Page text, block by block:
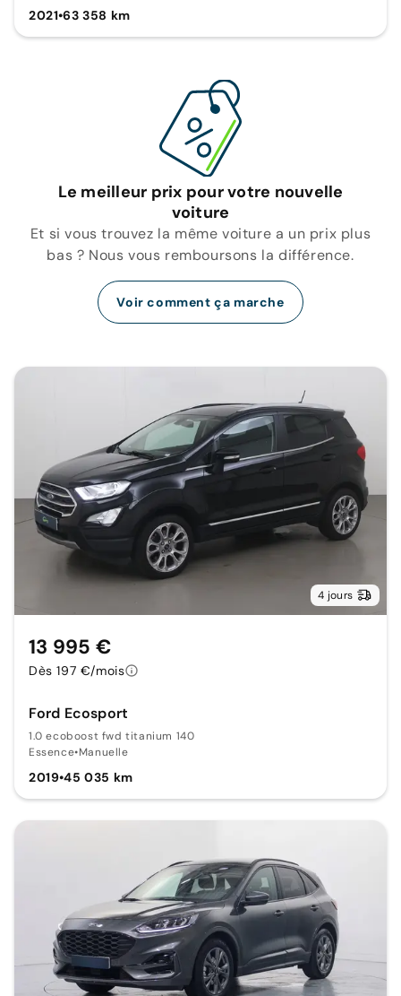
2021•63 358 km
Le meilleur prix pour votre nouvelle
voiture
Et si vous trouvez la même voiture a un prix plus
bas ? Nous vous remboursons la différence.
Voir comment ça marche
4 jours
Ford Ecosport
1.0 ecoboost fwd titanium 140
Essence•Manuelle
2019•45 035 km
13 995 €
Dès 197 €/mois